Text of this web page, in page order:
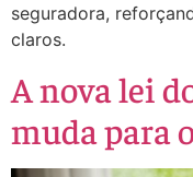
seguradora,
claros.
A nova lei
muda para